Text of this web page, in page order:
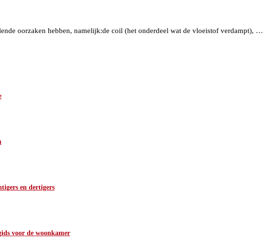
oorzaken hebben, namelijk:de coil (het onderdeel wat de vloeistof verdampt), …
en dertigers
voor de woonkamer